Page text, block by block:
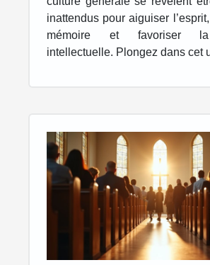
inattendus pour aiguiser
mémoire et favoriser
intellectuelle. Plongez dans cet